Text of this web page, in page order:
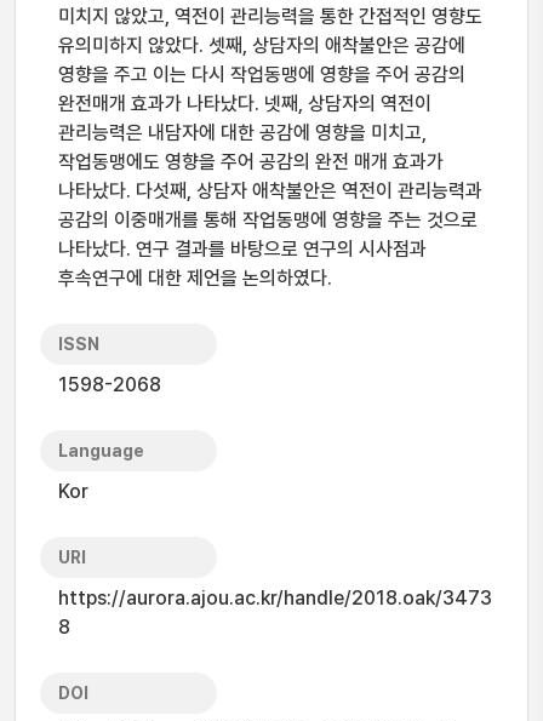
미치지 않았고, 역전이 관리능력을 통한 간접적인 영향도
유의미하지 않았다. 셋째, 상담자의 애착불안은 공감에
영향을 주고 이는 다시 작업동맹에 영향을 주어 공감의
완전매개 효과가 나타났다. 넷째, 상담자의 역전이
관리능력은 내담자에 대한 공감에 영향을 미치고,
작업동맹에도 영향을 주어 공감의 완전 매개 효과가
나타났다. 다섯째, 상담자 애착불안은 역전이 관리능력과
공감의 이중매개를 통해 작업동맹에 영향을 주는 것으로
나타났다. 연구 결과를 바탕으로 연구의 시사점과
후속연구에 대한 제언을 논의하였다.
ISSN
1598-2068
Language
Kor
URI
https://aurora.ajou.ac.kr/handle/2018.oak/3473
8
DOI